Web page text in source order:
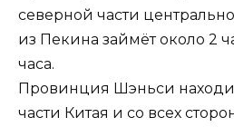
северной части
из Пекина займёт около 2
часа.
Провинция Шэньси
части Китая и со всех